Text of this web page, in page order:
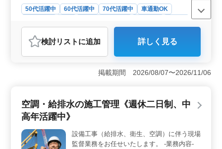
中 ☆残業少なめ ☆マイカー通勤OK ☆資格
保有者優遇
50代活躍中 60代活躍中 70代活躍中
車通勤OK
おすすめポイント
＜豊富な経験を高く評価＞ 建築施工管理経験20年以上
の方は、条件面で優遇されるため、ベテラン技術者には
非常に魅力的なポジションです。これまでのキャリアを
つ方には大きなチャンスです。 ＜働きやすさ重視の
環境＞ 週休2日制に加え、残業は少なめで、プライベー
め、通勤が便利で柔軟な働き方が可能です。長期で安定
して働きたい方におすすめです。 ＜幅広い年齢層が
検討リスト に追加 詳しく見る
掲載期間 2026/08/07〜2026/11/06
空調・給排水の施工管理《週休二日制、中
高年活躍中》
設備工事（給排水、衛生、空調）に伴う現場
監督業務をお任せいたします。 -業務内容-